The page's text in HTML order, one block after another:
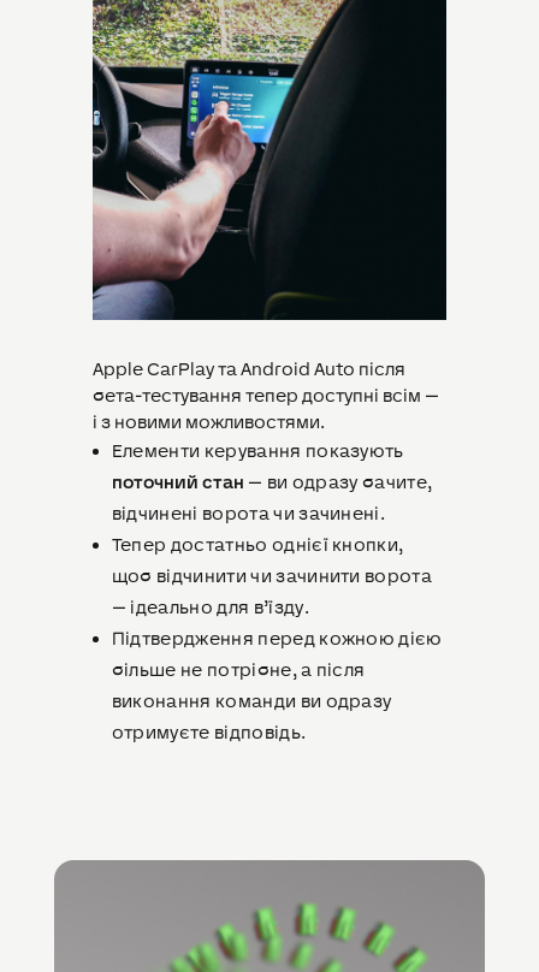
Apple CarPlay та Android Auto після
бета-тестування тепер доступні всім —
і з новими можливостями.
Елементи керування показують
поточний стан — ви одразу бачите,
відчинені ворота чи зачинені.
Тепер достатньо однієї кнопки,
щоб відчинити чи зачинити ворота
— ідеально для в’їзду.
Підтвердження перед кожною дією
більше не потрібне, а після
виконання команди ви одразу
отримуєте відповідь.